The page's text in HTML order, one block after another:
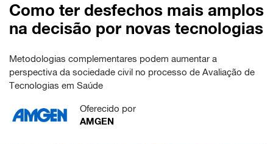
Como ter desfechos mais amplos
na decisão por novas tecnologias
Metodologias complementares podem aumentar a
perspectiva da sociedade civil no processo de Avaliação de
Tecnologias em Saúde
Oferecido por
AMGEN